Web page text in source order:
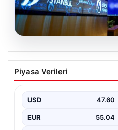
05.08.2026
Yatırım araçlarının
nasıl oldu?
bazda ortalama yüzde 0,27
altının…
Piyasa Verileri
USD 47.60
EUR 55.04